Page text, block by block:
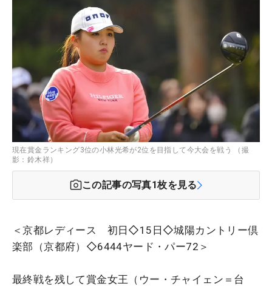
現在賞金ランキング3位の小林光希が2位を目指して今大会を戦う （撮
影：鈴木祥）
この記事の写真1枚を見る
＜京都レディース 初日◇15日◇城陽カントリー倶
楽部（京都府）◇6444ヤード・パー72＞
最終戦を残して賞金女王（ウー・チャイェン＝台